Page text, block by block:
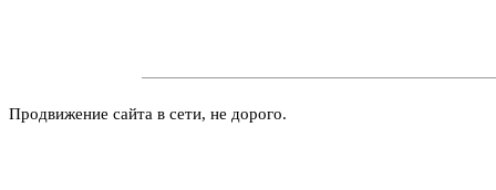
Продвижение сайта в сети, не дорого.